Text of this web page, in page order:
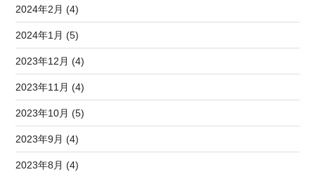
2024年2月 (4)
2024年1月 (5)
2023年12月 (4)
2023年11月 (4)
2023年10月 (5)
2023年9月 (4)
2023年8月 (4)